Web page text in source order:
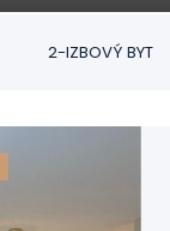
2-IZBOVÝ BYT